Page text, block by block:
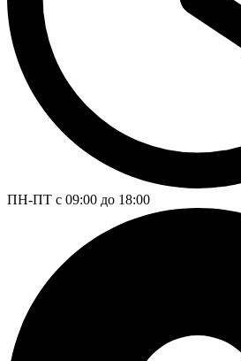
ПН-ПТ с 09:00 до 18:00